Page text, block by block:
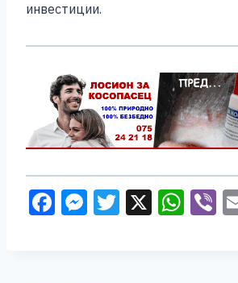
инвестиции.
F M T X W Vi